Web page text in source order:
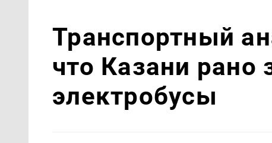
Транспортный
что Казани рано
электробусы